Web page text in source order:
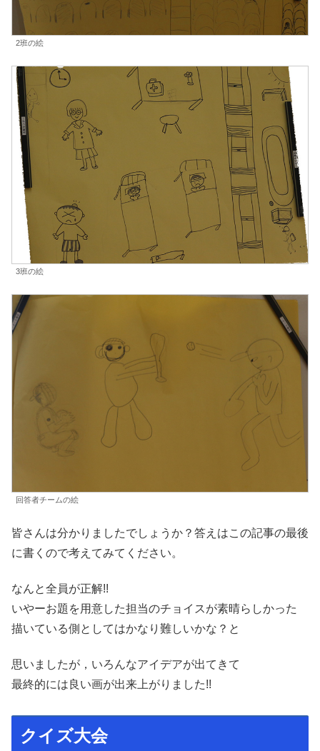
2班の絵
3班の絵
回答者チームの絵
皆さんは分かりましたでしょうか？答えはこの記事の最後
に書くので考えてみてください。
なんと全員が正解!!
いやーお題を用意した担当のチョイスが素晴らしかった
描いている側としてはかなり難しいかな？と
思いましたが，いろんなアイデアが出てきて
最終的には良い画が出来上がりました!!
クイズ大会